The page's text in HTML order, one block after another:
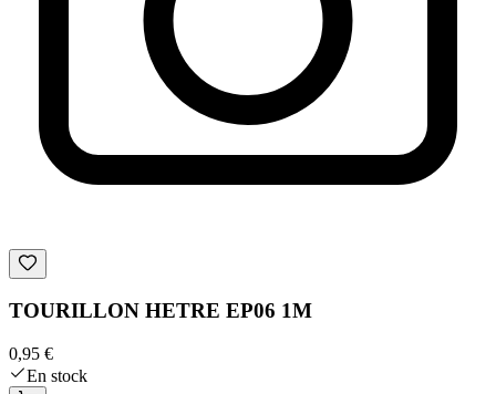
TOURILLON HETRE EP06 1M
0,95 €
En stock